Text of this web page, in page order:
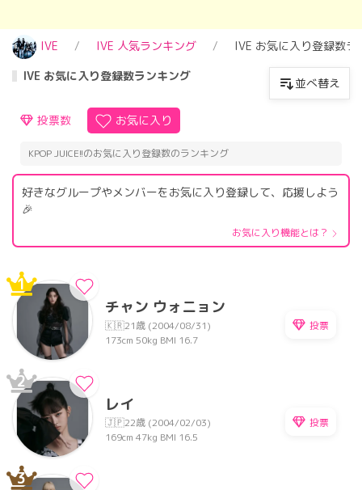
IVE IVE 人気ランキング
IVE お気に入り登録数ラ
IVE お気に入り登録数ランキング
並べ替え
投票数 お気に入り
KPOP JUICE!!のお気に入り登録数のランキング
好きなグループやメンバーをお気に入り登録して、応援しよう
🎉
お気に入り機能とは？
1
チャン ウォニョン
🇰🇷21歳 (2004/08/31)
173cm 50kg BMI 16.7
投票
2
レイ
🇯🇵22歳 (2004/02/03)
169cm 47kg BMI 16.5
投票
3